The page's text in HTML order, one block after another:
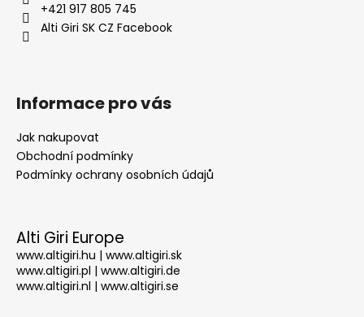
+421 917 805 745
Alti Giri SK CZ Facebook
Informace pro vás
Jak nakupovat
Obchodní podmínky
Podmínky ochrany osobních údajů
Alti Giri Europe
www.altigiri.hu | www.altigiri.sk
www.altigiri.pl | www.altigiri.de
www.altigiri.nl | www.altigiri.se